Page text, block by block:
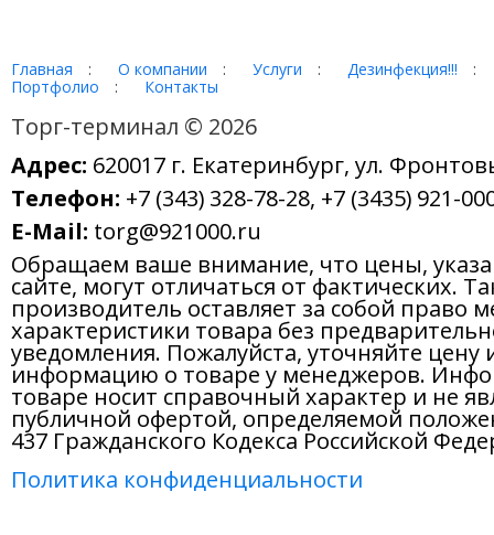
Главная : О компании : Услуги : Дезинфекция!!!
:
Портфолио
: Контакты
Торг-терминал © 2026
Адрес: 620017 г. Екатеринбург, ул.
Телефон: +7 (343) 328-78-28, +7 (3435) 921-
E-Mail: torg@921000.ru
Обращаем ваше внимание, что цены,
сайте, могут отличаться от фактических.
производитель оставляет за собой право
характеристики товара без
уведомления. Пожалуйста, уточняйте цену
информацию о товаре у менеджеров.
товаре носит справочный характер и не
публичной офертой, определяемой
437 Гражданского Кодекса Российской
Политика конфиденциальности